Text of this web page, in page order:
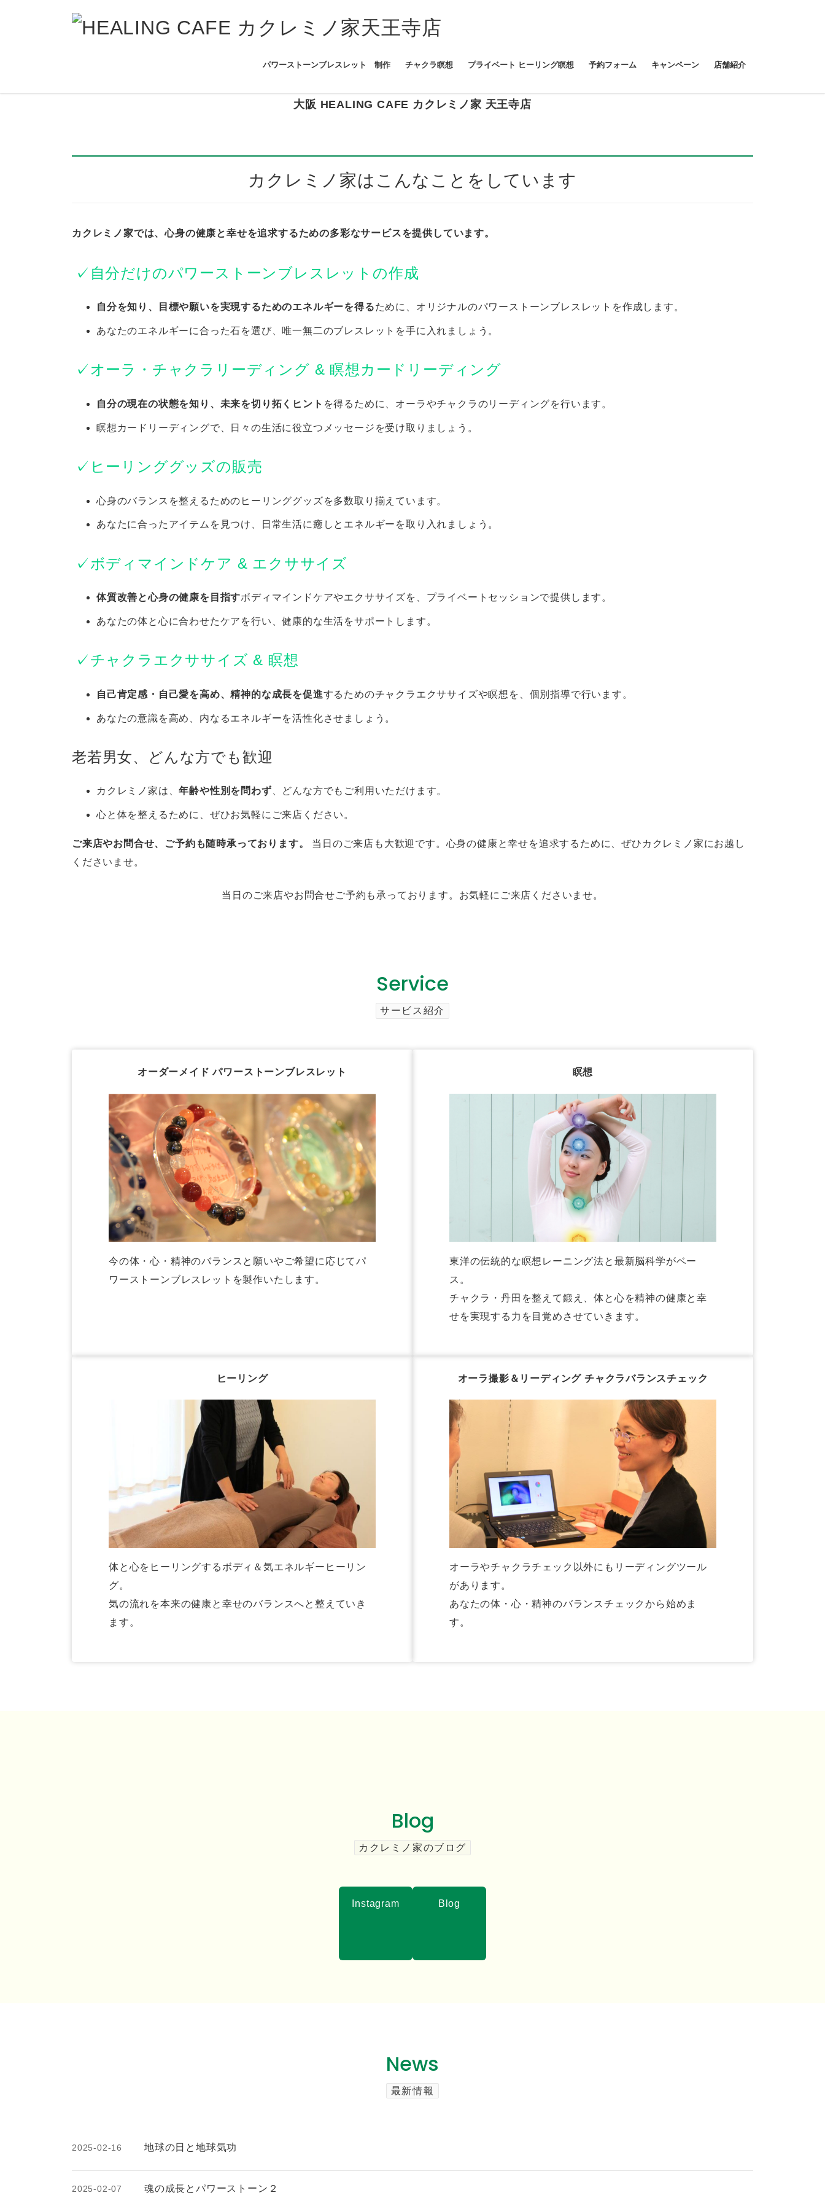
ス
ン
パワーストーンブレスレット 制作 チャクラ瞑想 プライベート ヒーリング瞑想 予約フォーム キャンペーン 店舗紹介
大阪 HEALING CAFE カクレミノ家 天王寺店
カクレミノ家はこんなことをしています
カクレミノ家では、心身の健康と幸せを追求するための多彩なサービスを提供しています。
✓自分だけのパワーストーンブレスレットの作成
自分を知り、目標や願いを実現するためのエネルギーを得るために、オリジナルのパワーストーンブレスレットを作成します。
あなたのエネルギーに合った石を選び、唯一無二のブレスレットを手に入れましょう。
✓オーラ・チャクラリーディング & 瞑想カードリーディング
自分の現在の状態を知り、未来を切り拓くヒント を得るために、オーラやチャクラのリーディングを行います。
瞑想カードリーディングで、日々の生活に役立つメッセージを受け取りましょう。
✓ヒーリンググッズの販売
心身のバランスを整えるためのヒーリンググッズを多数取り揃えています。
あなたに合ったアイテムを見つけ、日常生活に癒しとエネルギーを取り入れましょう。
✓ボディマインドケア & エクササイズ
体質改善と心身の健康を目指すボディマインドケアやエクササイズを、プライベートセッションで提供します。
あなたの体と心に合わせたケアを行い、健康的な生活をサポートします。
✓チャクラエクササイズ & 瞑想
自己肯定感・自己愛を高め、精神的な成長を促進するためのチャクラエクササイズや瞑想を、個別指導で行います。
あなたの意識を高め、内なるエネルギーを活性化させましょう。
老若男女、どんな方でも歓迎
カクレミノ家は、年齢や性別を問わず 、どんな方でもご利用いただけます。
心と体を整えるために、ぜひお気軽にご来店ください。
ご来店やお問合せ、ご予約も随時承っております。
当日のご来店も大歓迎です。心身の健康と幸せを追求するために、ぜひカクレミノ家にお越し
くださいませ。
当日のご来店やお問合せご予約も承っております。お気軽にご来店くださいませ。
Service
サービス紹介
オーダーメイド パワーストーンブレスレット
今の体・心・精神のバランスと願いやご希望に応じてパ
ワーストーンブレスレットを製作いたします。
瞑想
東洋の伝統的な瞑想レーニング法と最新脳科学がベー
ス。
チャクラ・丹田を整えて鍛え、体と心を精神の健康と幸
せを実現する力を目覚めさせていきます。
ヒーリング
体と心をヒーリングするボディ＆気エネルギーヒーリン
グ。
気の流れを本来の健康と幸せのバランスへと整えていき
ます。
オーラ撮影＆リーディング チャクラバランスチェック
オーラやチャクラチェック以外にもリーディングツール
があります。
あなたの体・心・精神のバランスチェックから始めま
す。
Blog
カクレミノ家のブログ
Instagram Blog
News
最新情報
地球の日と地球気功
2025-02-16
魂の成長とパワーストーン２
2025-02-07